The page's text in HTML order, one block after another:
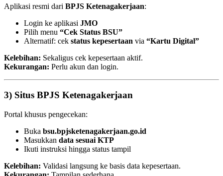
Aplikasi resmi dari BPJS Ketenagakerjaan:
Login ke aplikasi JMO
Pilih menu “Cek Status BSU”
Alternatif: cek status kepesertaan via “Kartu Digital”
Kelebihan: Sekaligus cek kepesertaan aktif.
Kekurangan: Perlu akun dan login.
3) Situs BPJS Ketenagakerjaan
Portal khusus pengecekan:
Buka bsu.bpjsketenagakerjaan.go.id
Masukkan data sesuai KTP
Ikuti instruksi hingga status tampil
Kelebihan: Validasi langsung ke basis data kepesertaan.